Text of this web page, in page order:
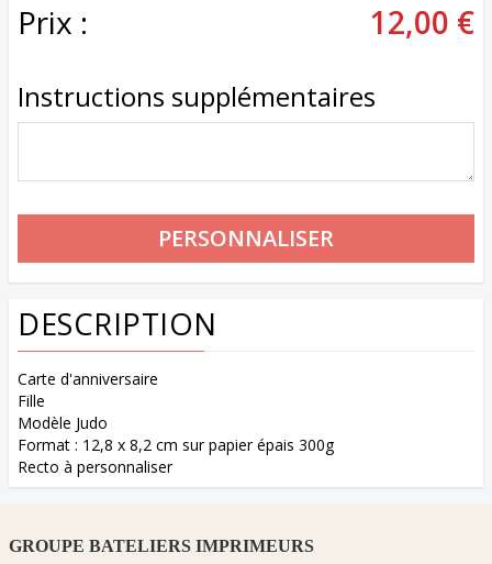
Prix : 12,00 €
Instructions supplémentaires
DESCRIPTION
Carte d'anniversaire
Fille
Modèle Judo
Format : 12,8 x 8,2 cm sur papier épais 300g
Recto à personnaliser
GROUPE BATELIERS IMPRIMEURS